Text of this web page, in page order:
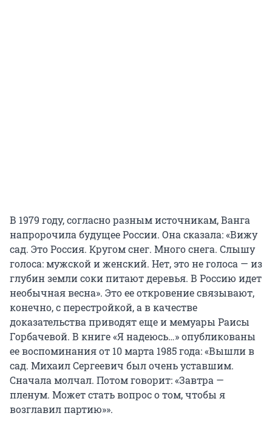
В 1979 году, согласно разным источникам, Ванга
напророчила будущее России. Она сказала: «Вижу
сад. Это Россия. Кругом снег. Много снега. Слышу
голоса: мужской и женский. Нет, это не голоса — из
глубин земли соки питают деревья. В Россию идет
необычная весна». Это ее откровение связывают,
конечно, с перестройкой, а в качестве
доказательства приводят еще и мемуары Раисы
Горбачевой. В книге «Я надеюсь…» опубликованы
ее воспоминания от 10 марта 1985 года: «Вышли в
сад. Михаил Сергеевич был очень уставшим.
Сначала молчал. Потом говорит: «Завтра —
пленум. Может стать вопрос о том, чтобы я
возглавил партию»».